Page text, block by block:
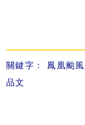
關鍵字： 鳳凰颱風
品文